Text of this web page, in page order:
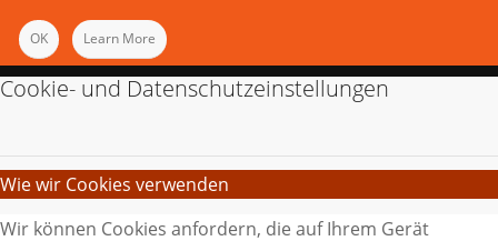
OK Learn More
Cookie- und Datenschutzeinstellungen
Wie wir Cookies verwenden
Wir können Cookies anfordern, die auf Ihrem Gerät